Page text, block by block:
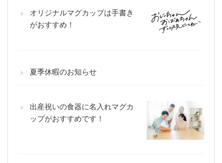
オリジナルマグカップは手書き
がおすすめ！
夏季休暇のお知らせ
出産祝いの食器に名入れマグカ
ップがおすすめです！